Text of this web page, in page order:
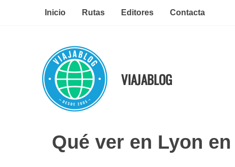
Inicio Rutas Editores Contacta
VIAJABLOG
Qué ver en Lyon